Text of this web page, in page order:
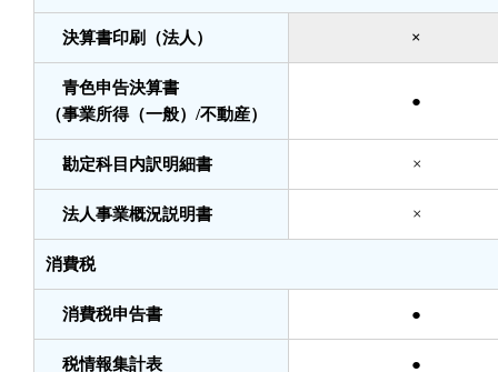
決算書印刷（法人） ×
青色申告決算書
（事業所得（一般）/不動産）
●
勘定科目内訳明細書 ×
法人事業概況説明書 ×
消費税
消費税申告書 ●
税情報集計表 ●